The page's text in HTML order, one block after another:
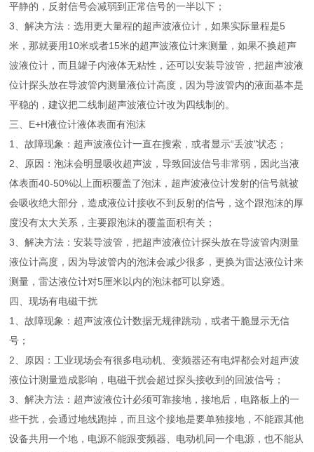
平静的，反射信号会减弱到正常信号的一半以下；
3、解决方法：选用更大量程的超声波液位计，如果实际量程是5
米，那就要用10米或者15米的超声波液位计来测量，如果不换超声
波液位计，而且罐子内液体无粘性，还可以安装导波管，把超声波液
位计探头放在导波管内测量液位计高度，因为导波管内的液面基本是
平稳的，建议把二线制超声波液位计改为四线制的。
三、E+H液位计液体表面有泡沫
1、故障现象：超声波液位计一直在搜索，或者显示“丢波"状态；
2、原因：泡沫会明显吸收超声波，导致回波信号非常弱，因此当液
体表面40-50%以上面积覆盖了泡沫，超声波液位计发射的信号就被
会吸收绝大部分，造成液位计接收不到反射的信号，这个跟泡沫的厚
度没有太大关系，主要跟泡沫的覆盖面积有关；
3、解决方法：安装导波管，把超声波液位计探头放在导波管内测量
液位计高度，因为导波管内的泡沫会减少很多，更换为雷达液位计来
测量，雷达液位计对5厘米以内的泡沫都可以穿透。
四、现场有电磁干扰
1、故障现象：超声波液位计数据无规律跳动，或者干脆显示无信
号；
2、原因：工业现场会有很多电动机、变频器还有电焊都会对超声波
液位计测量造成影响，电磁干扰会超过探头接收到的回波信号；
3、解决方法：超声波液位计必须可靠接地，接地后，电路板上的一
些干扰，会通过地线跑掉，而且这个接地是要单独接地，不能跟其他
设备共用一个地，电源不能跟变频器、电动机同一个电源，也不能从